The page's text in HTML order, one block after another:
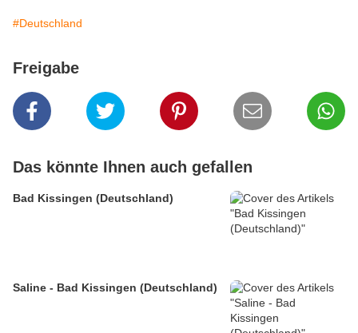
#Deutschland
Freigabe
Das könnte Ihnen auch gefallen
Bad Kissingen (Deutschland)
Saline - Bad Kissingen (Deutschland)